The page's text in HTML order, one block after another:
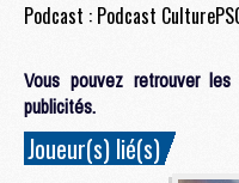
Vous pouvez retrouver
publicités.
Joueur(s) lié(s)